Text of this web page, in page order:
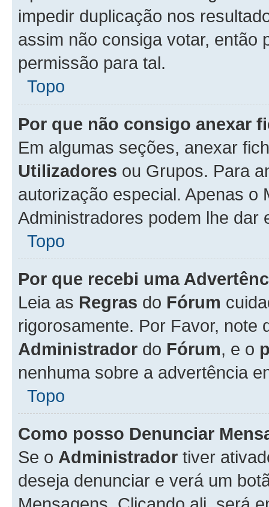
impedir duplicação nos
assim não consiga votar, então
permissão para tal.
Topo
Por que não consigo anexar
Em algumas seções, anexar
Utilizadores ou Grupos. Para
autorização especial. Apenas o
Administradores podem lhe
Topo
Por que recebi uma
Leia as Regras do Fórum
rigorosamente. Por Favor, note
Administrador do Fórum, e o
nenhuma sobre a advertência
Topo
Como posso Denunciar
Se o Administrador tiver
deseja denunciar e verá um